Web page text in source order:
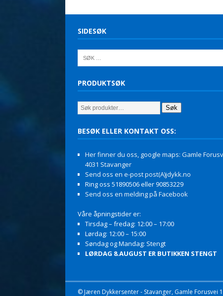
SIDESØK
PRODUKTSØK
Søk
BESØK ELLER KONTAKT OSS:
Her finner du oss, google maps: Gamle
4031 Stavanger
Send oss en e-post post(A)jdykk.no
Ring oss 51890506 eller 90853229
Send oss en melding på Facebook
Våre åpningstider er:
Tirsdag – fredag: 12:00 – 17:00
Lørdag: 12:00 – 15:00
Søndag og Mandag: Stengt
LØRDAG 8.AUGUST ER BUTIKKEN STENGT
© Jæren Dykkersenter - Stavanger, Gamle Forusvei